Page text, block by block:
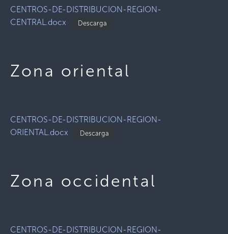
CENTROS-DE-DISTRIBUCION-REGION-
CENTRAL.docx
Descarga
Zona oriental
CENTROS-DE-DISTRIBUCION-REGION-
ORIENTAL.docx
Descarga
Zona occidental
CENTROS-DE-DISTRIBUCION-REGION-